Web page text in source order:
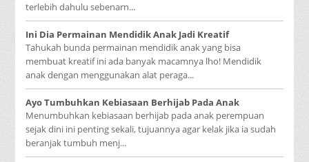
terlebih dahulu sebenarn...
Ini Dia Permainan Mendidik Anak Jadi Kreatif
Tahukah bunda permainan mendidik anak yang bisa
membuat kreatif ini ada banyak macamnya lho! Mendidik
anak dengan menggunakan alat peraga...
Ayo Tumbuhkan Kebiasaan Berhijab Pada Anak
Menumbuhkan kebiasaan berhijab pada anak perempuan
sejak dini ini penting sekali, tujuannya agar kelak jika ia sudah
beranjak tumbuh menj...